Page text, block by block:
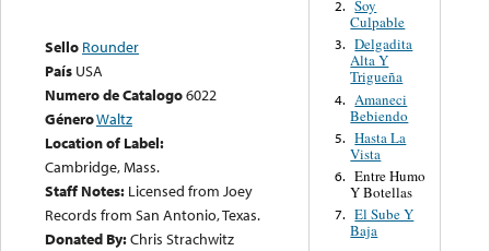
Sello Rounder
País USA
Numero de Catalogo6022
GéneroWaltz
Location of Label:
Cambridge, Mass.
Staff Notes: Licensed from Joey
Records from San Antonio, Texas.
Donated By:Chris Strachwitz
2. Soy
Culpable
3. Delgadita
Alta Y
Trigueña
4. Amaneci
Bebiendo
5. Hasta La
Vista
6. Entre Humo
Y Botellas
7. El Sube Y
Baja